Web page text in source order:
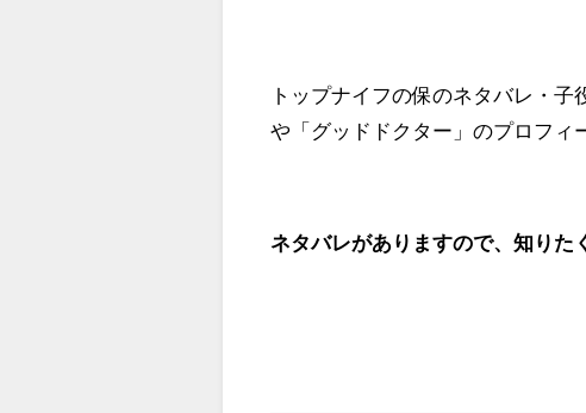
トップナイフの保のネタバレ・子
や「グッドドクター」のプロフィ
ネタバレがありますので、知りた